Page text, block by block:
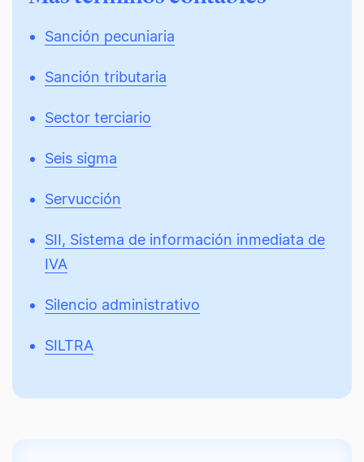
Sanción pecuniaria
Sanción tributaria
Sector terciario
Seis sigma
Servucción
SII, Sistema de información inmediata de
IVA
Silencio administrativo
SILTRA